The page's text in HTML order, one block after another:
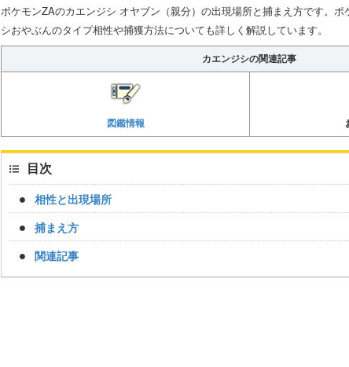
ポケモンZAのカエンジシ オヤブン（親分）の出現場所と捕まえ方です。
シおやぶんのタイプ相性や捕獲方法についても詳しく解説しています。
カエンジシの関連記事
図鑑情報
目次
相性と出現場所
捕まえ方
関連記事